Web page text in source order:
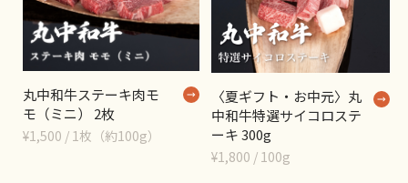
丸中和牛ステーキ肉モ
モ（ミニ） 2枚
¥1,500 / 1枚（約100g）
〈夏ギフト・お中元〉丸
中和牛特選サイコロステ
ーキ 300g
¥1,800 / 100g